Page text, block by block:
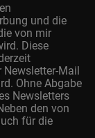
und die
von mir
Diese
Newsletter-Mail
Ohne Abgabe
Newsletters
den von
für die